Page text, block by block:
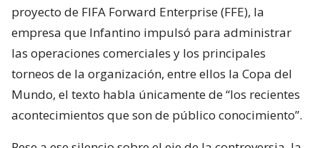
proyecto de FIFA Forward Enterprise (FFE), la
empresa que Infantino impulsó para administrar
las operaciones comerciales y los principales
torneos de la organización, entre ellos la Copa del
Mundo, el texto habla únicamente de “los recientes
acontecimientos que son de público conocimiento”.